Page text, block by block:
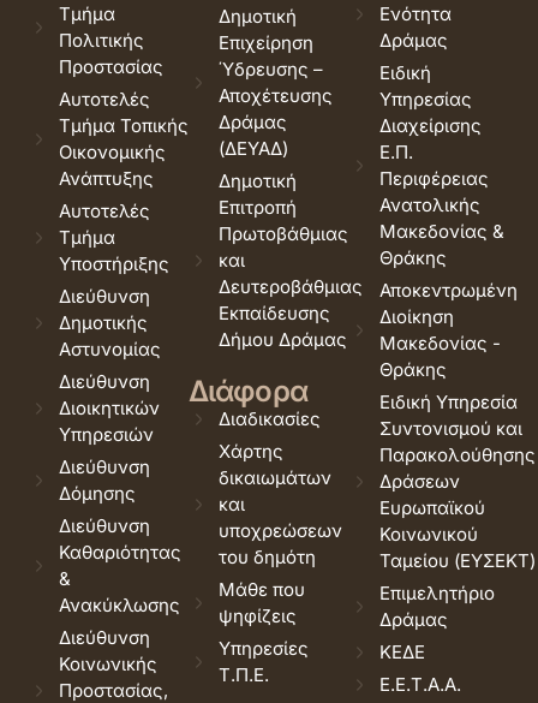
Τμήμα
Πολιτικής
Προστασίας
Αυτοτελές
Τμήμα Τοπικής
Οικονομικής
Ανάπτυξης
Αυτοτελές
Τμήμα
Υποστήριξης
Διεύθυνση
Δημοτικής
Αστυνομίας
Διεύθυνση
Διοικητικών
Υπηρεσιών
Διεύθυνση
Δόμησης
Διεύθυνση
Καθαριότητας
&
Ανακύκλωσης
Διεύθυνση
Κοινωνικής
Προστασίας,
Δημοτική
Επιχείρηση
Ύδρευσης –
Αποχέτευσης
Δράμας
(ΔΕΥΑΔ)
Δημοτική
Επιτροπή
Πρωτοβάθμιας
και
Δευτεροβάθμιας
Εκπαίδευσης
Δήμου Δράμας
Διάφορα
Διαδικασίες
Χάρτης
δικαιωμάτων
και
υποχρεώσεων
του δημότη
Μάθε που
ψηφίζεις
Υπηρεσίες
Τ.Π.Ε.
Ενότητα
Δράμας
Ειδική
Υπηρεσίας
Διαχείρισης
Ε.Π.
Περιφέρειας
Ανατολικής
Μακεδονίας &
Θράκης
Αποκεντρωμένη
Διοίκηση
Μακεδονίας -
Θράκης
Ειδική Υπηρεσία
Συντονισμού και
Παρακολούθησης
Δράσεων
Ευρωπαϊκού
Κοινωνικού
Ταμείου (ΕΥΣΕΚΤ)
Επιμελητήριο
Δράμας
ΚΕΔΕ
Ε.Ε.Τ.Α.Α.